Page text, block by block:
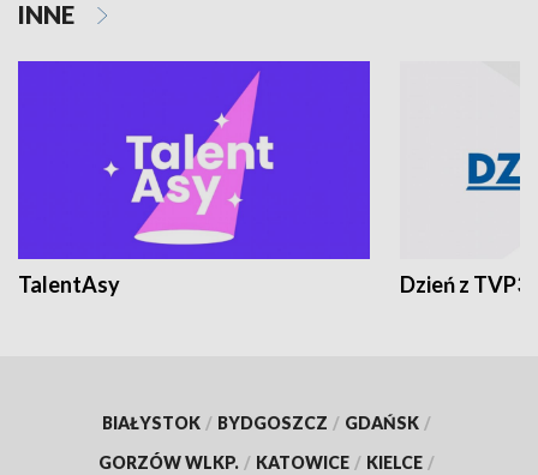
INNE
TalentAsy Dzień z TVP3
BIAŁYSTOK / BYDGOSZCZ / GDAŃSK /
GORZÓW WLKP. / KATOWICE / KIELCE /